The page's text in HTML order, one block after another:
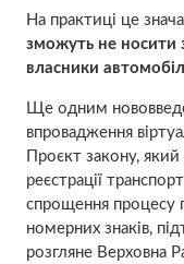
На практиці це
зможуть не носити
власники
Ще одним
впровадження
Проєкт закону,
реєстрації
спрощення процесу
номерних знаків,
розгляне Верховна